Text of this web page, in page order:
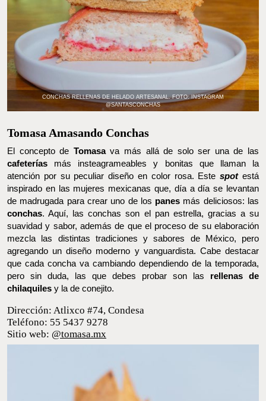
CONCHAS RELLENAS DE HELADO ARTESANAL. FOTO: INSTAGRAM @SANTASCONCHAS
Tomasa Amasando Conchas
El concepto deTomasava más allá de solo ser una de las
cafeterías más insteagrameables y bonitas que llaman la
atención por su peculiar diseño en color rosa. Estespot
está
inspirado en las mujeres mexicanas que, día a día se levantan de
madrugada para crear uno de lospanesmás deliciosos: las
conchas. Aquí, las conchas son el pan estrella, gracias a su
suavidad y sabor, además de que el proceso de su elaboración
agregando un diseño moderno y vanguardista. Cabe destacar
que cada concha va cambiando dependiendo de la temporada,
pero sin duda, las que debes probar son las
Dirección: ​​Atlixco #74, Condesa
Teléfono: 55 5437 9278
@tomasa.mx